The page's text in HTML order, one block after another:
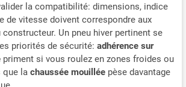
(JZ,JZ0/1); PEUGEOT 3008 I
(0U), 3008 II (M,MC,MR,MJ,M4);
OPEL INSIGNIA (G09), ZAFIRA
(P12), ASTRA (P10,A04); FORD
S-MAX (WA6), GALAXY; SEAT
Alhambra (710,711), ALTEA
(5P5,5P8), Altea (5P1); VOLVO
V40 (525,526), V70 II (285), V60
délai d'un jour ouvrable! Vérifiez l'ajustement :
que cette pièce de rechange est compatible
à l'aide des données de votre véhicule et
toute restriction/critère existant.
la compatibilité: dimensions, indice
de vitesse doivent correspondre aux
Un pneu hiver pertinent se
priorités de sécurité: adhérence sur
priment si vous roulez en zones froides ou
que la chaussée mouilléepèse davantage